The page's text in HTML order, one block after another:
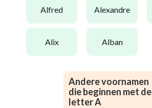
alfred alexandre
alix alban
Andere voornamen
die beginnen met de
letter A